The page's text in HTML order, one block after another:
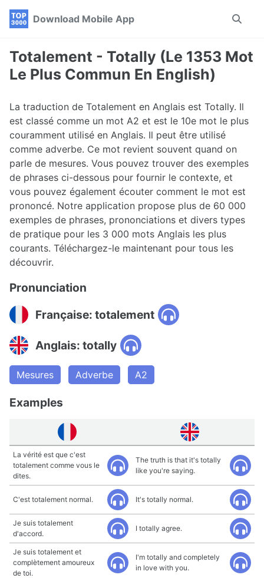
Skip
navigation
Skip
Skip
Download Mobile App
Toggle
Totalement - Totally (Le 1353 Mot
Le Plus Commun En English)
La traduction de Totalement en Anglais est Totally. Il
est classé comme un mot A2 et est le 10e mot le plus
couramment utilisé en Anglais. Il peut être utilisé
comme adverbe. Ce mot revient souvent quand on
parle de mesures. Vous pouvez trouver des exemples
de phrases ci-dessous pour fournir le contexte, et
vous pouvez également écouter comment le mot est
prononcé. Notre application propose plus de 60 000
exemples de phrases, prononciations et divers types
de pratique pour les 3 000 mots Anglais les plus
courants. Téléchargez-le maintenant pour tous les
découvrir.
Pronunciation
Française: totalement
Anglais: totally
Mesures Adverbe A2
Examples
La vérité est que c'est
totalement comme vous le
dites.
The truth is that it's totally
like you're saying.
C'est totalement normal. It's totally normal.
Je suis totalement
d'accord.
I totally agree.
Je suis totalement et
complètement amoureux
de toi.
I'm totally and completely
in love with you.